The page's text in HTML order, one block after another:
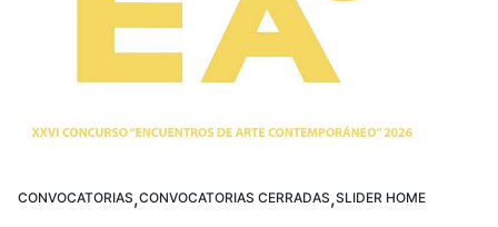
CONVOCATORIAS,CONVOCATORIAS CERRADAS,SLIDER HOME